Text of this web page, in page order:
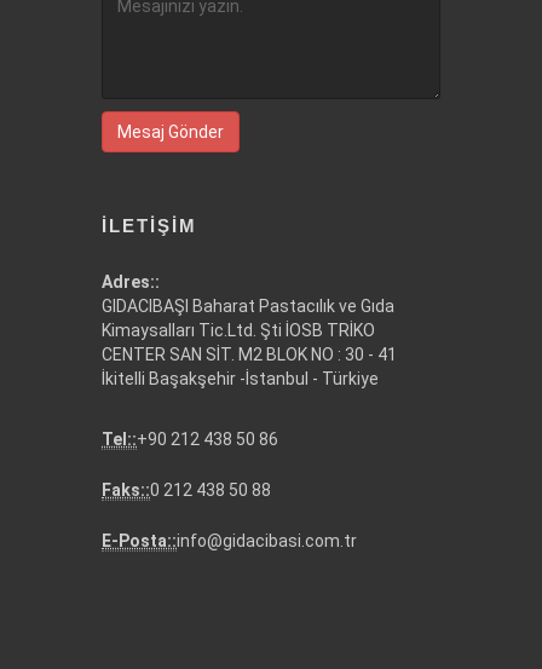
Mesaj Gönder
İLETIŞIM
Adres::
GIDACIBAŞI Baharat Pastacılık ve Gıda
Kimaysalları Tic.Ltd. Şti İOSB TRİKO
CENTER SAN SİT. M2 BLOK NO : 30 - 41
İkitelli Başakşehir -İstanbul - Türkiye
Tel::+90 212 438 50 86
Faks::0 212 438 50 88
E-Posta::info@gidacibasi.com.tr